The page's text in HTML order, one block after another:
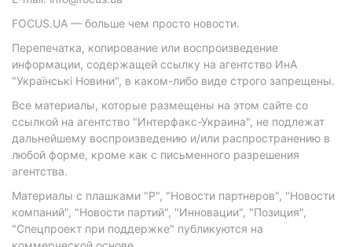
FOCUS.UA — больше чем просто новости.
Перепечатка, копирование или воспроизведение
информации, содержащей ссылку на агентство ИнА
"Українські Новини", в каком-либо виде строго запрещены.
Все материалы, которые размещены на этом сайте со
ссылкой на агентство "Интерфакс-Украина", не подлежат
дальнейшему воспроизведению и/или распространению в
любой форме, кроме как с письменного разрешения
агентства.
Материалы с плашками "Р", "Новости партнеров", "Новости
компаний", "Новости партий", "Инновации", "Позиция",
"Спецпроект при поддержке" публикуются на